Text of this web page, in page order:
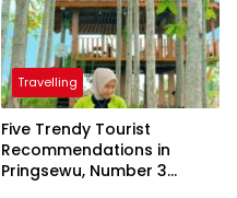
Travelling
Five Trendy Tourist
Recommendations in
Pringsewu, Number 3